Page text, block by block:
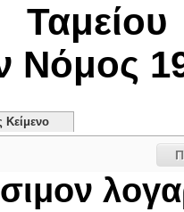
Κείμενο